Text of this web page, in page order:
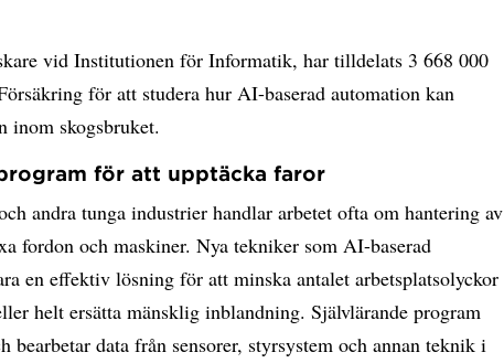
vid Institutionen för Informatik, har tilldelats 3 668 000
för att studera hur AI-baserad automation kan
inom skogsbruket.
för att upptäcka faror
andra tunga industrier handlar arbetet ofta om hantering av
fordon och maskiner. Nya tekniker som AI-baserad
en effektiv lösning för att minska antalet arbetsplatsolyckor
helt ersätta mänsklig inblandning. Självlärande program
bearbetar data från sensorer, styrsystem och annan teknik i